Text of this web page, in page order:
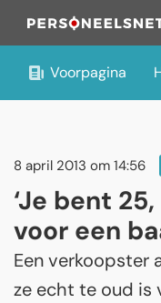
Voorpagina
8 april 2013 om 14:56
‘Je bent
voor een
Een verkoopster
ze echt te oud is